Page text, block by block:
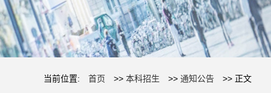
当前位置: 首页 >> 本科招生 >> 通知公告 >> 正文